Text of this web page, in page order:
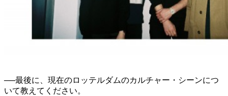
──最後に、現在のロッテルダムのカルチャー・シーンにつ
いて教えてください。